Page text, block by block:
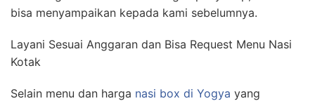
bisa menyampaikan kepada kami sebelumnya.
Layani Sesuai Anggaran dan Bisa Request Menu Nasi
Kotak
Selain menu dan harga nasi box di Yogya yang